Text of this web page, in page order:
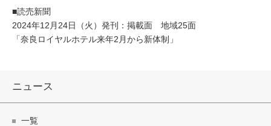
■読売新聞
2024年12月24日（火）発刊：掲載面 地域25面
「奈良ロイヤルホテル来年2月から新体制」
ニュース
一覧